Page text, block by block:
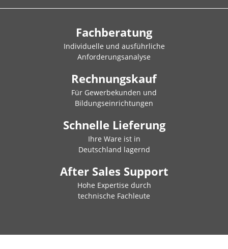
Fachberatung
Individuelle und ausführliche
Anforderungsanalyse
Rechnungskauf
Für Gewerbekunden und
Bildungseinrichtungen
Schnelle Lieferung
Ihre Ware ist in
Deutschland lagernd
After Sales Support
Hohe Expertise durch
technische Fachleute